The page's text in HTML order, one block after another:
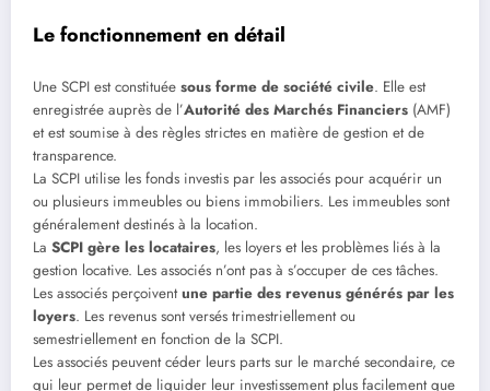
Le fonctionnement en détail
Une SCPI est constituée sous forme de société civile. Elle est
enregistrée auprès de l’Autorité des Marchés Financiers (AMF)
et est soumise à des règles strictes en matière de gestion et de
transparence.
La SCPI utilise les fonds investis par les associés pour acquérir un
ou plusieurs immeubles ou biens immobiliers. Les immeubles sont
généralement destinés à la location.
La SCPI gère les locataires, les loyers et les problèmes liés à la
gestion locative. Les associés n’ont pas à s’occuper de ces tâches.
Les associés perçoiventune partie des revenus générés par les
loyers. Les revenus sont versés trimestriellement ou
semestriellement en fonction de la SCPI.
Les associés peuvent céder leurs parts sur le marché secondaire, ce
qui leur permet de liquider leur investissement plus facilement que